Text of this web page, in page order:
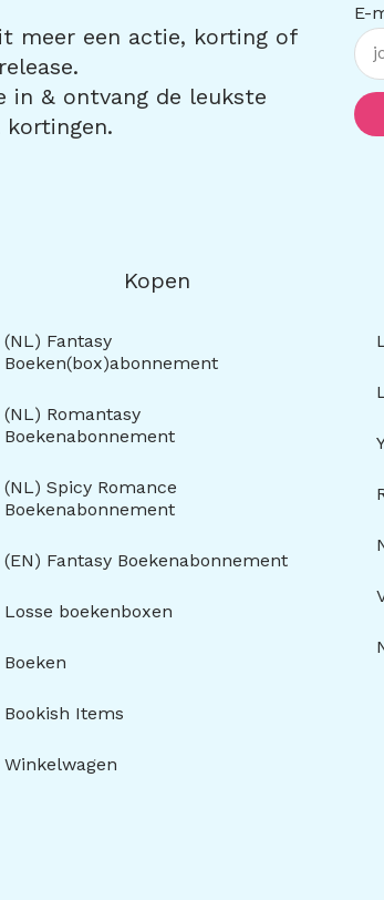
meer een actie, korting of
in & ontvang de leukste
kortingen.
E-
Kopen
(NL) Fantasy
Boeken(box)abonnement
(NL) Romantasy
Boekenabonnement
(NL) Spicy Romance
Boekenabonnement
(EN) Fantasy Boekenabonnement
Losse boekenboxen
Boeken
Bookish Items
Winkelwagen